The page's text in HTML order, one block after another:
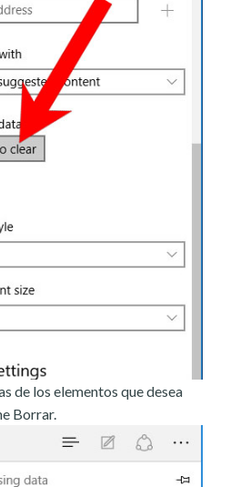
de los elementos que desea
Borrar.